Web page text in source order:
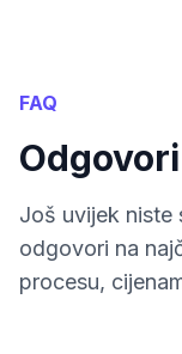
FAQ
Još uvijek niste
odgovori na
procesu,